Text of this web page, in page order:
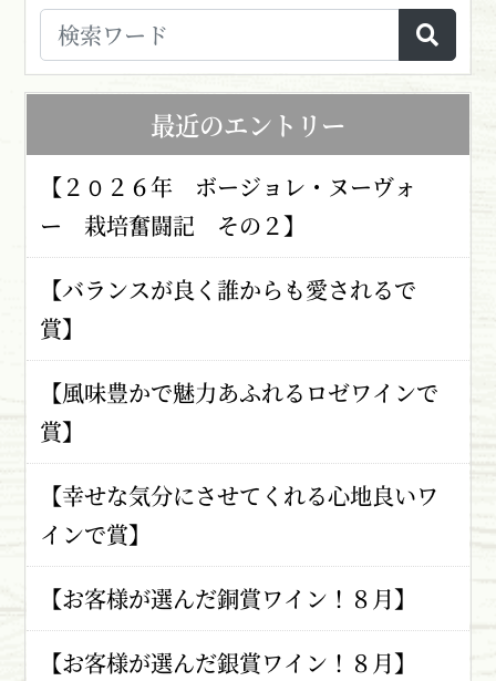
最近のエントリー
【２０２６年 ボージョレ・ヌーヴォ
ー 栽培奮闘記 その２】
【バランスが良く誰からも愛されるで
賞】
【風味豊かで魅力あふれるロゼワインで
賞】
【幸せな気分にさせてくれる心地良いワ
インで賞】
【お客様が選んだ銅賞ワイン！８月】
【お客様が選んだ銀賞ワイン！８月】